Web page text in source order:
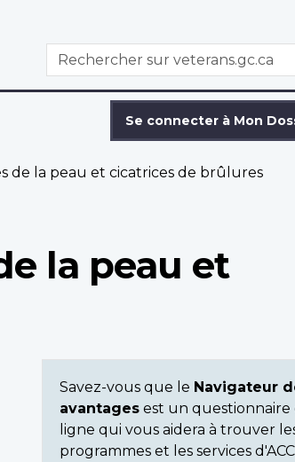
WxT
Search
Rechercher
Se connecter à Mon
de la peau et cicatrices de brûlures
la peau et
Savez-vous que le Navigateur
avantages est un questionnaire
ligne qui vous aidera à trouver
programmes et les services d'ACC